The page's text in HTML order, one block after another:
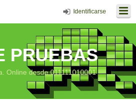
Identificarse
PRUEBAS
Online desde 011111010001